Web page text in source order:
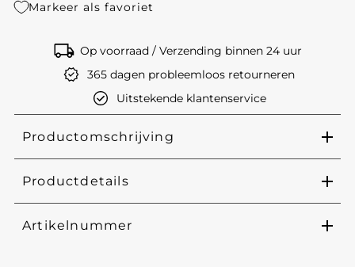
Markeer als favoriet
Op voorraad / Verzending binnen 24 uur
365 dagen probleemloos retourneren
Uitstekende klantenservice
Productomschrijving
Productdetails
Artikelnummer